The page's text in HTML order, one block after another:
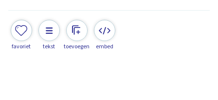
favoriet tekst toevoegen embed